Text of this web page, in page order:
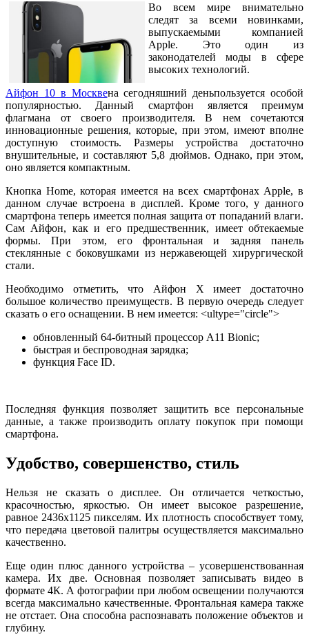
Во всем мире внимательно
следят за всеми новинками,
выпускаемыми компанией
Apple. Это один из
законодателей моды в сфере
высоких технологий.
Айфон 10 в Москвена сегодняшний деньпользуется особой
популярностью. Данный смартфон является преимум
флагмана от своего производителя. В нем сочетаются
инновационные решения, которые, при этом, имеют вполне
доступную стоимость. Размеры устройства достаточно
внушительные, и составляют 5,8 дюймов. Однако, при этом,
оно является компактным.
Кнопка Home, которая имеется на всех смартфонах Apple, в
данном случае встроена в дисплей. Кроме того, у данного
смартфона теперь имеется полная защита от попаданий влаги.
Сам Айфон, как и его предшественник, имеет обтекаемые
формы. При этом, его фронтальная и задняя панель
стеклянные с боковушками из нержавеющей хирургической
стали.
Необходимо отметить, что Айфон Х имеет достаточно
большое количество преимуществ. В первую очередь следует
сказать о его оснащении. В нем имеется: <ultype="circle">
обновленный 64-битный процессор А11 Bionic;
быстрая и беспроводная зарядка;
функция Face ID.
Последняя функция позволяет защитить все персональные
данные, а также производить оплату покупок при помощи
смартфона.
Удобство, совершенство, стиль
Нельзя не сказать о дисплее. Он отличается четкостью,
красочностью, яркостью. Он имеет высокое разрешение,
равное 2436х1125 пикселям. Их плотность способствует тому,
что передача цветовой палитры осуществляется максимально
качественно.
Еще один плюс данного устройства – усовершенствованная
камера. Их две. Основная позволяет записывать видео в
формате 4К. А фотографии при любом освещении получаются
всегда максимально качественные. Фронтальная камера также
не отстает. Она способна распознавать положение объектов и
глубину.